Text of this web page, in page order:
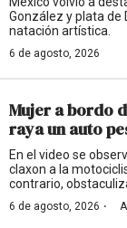
González y plata de
natación artística.
6 de agosto, 2026
Mujer a bordo
raya un auto
En el video se
claxon a la
contrario,
6 de agosto, 2026 ·